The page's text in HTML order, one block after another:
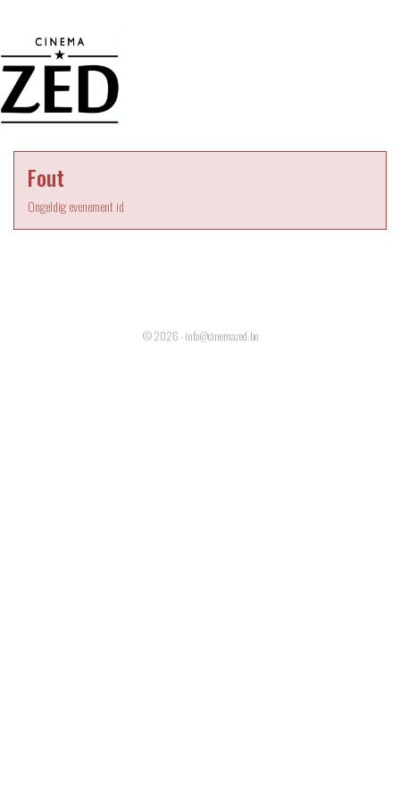
Fout
Ongeldig evenement id
© 2026 - info@cinemazed.be